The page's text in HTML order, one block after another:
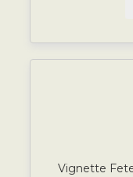
Vignette